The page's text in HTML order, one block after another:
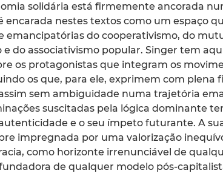
solidária está firmemente ancorada
encarada nestes textos como um espaço
emancipatórias do cooperativismo, do
do associativismo popular. Singer tem
os protagonistas que integram os
os que, para ele, exprimem com plena
sem ambiguidade numa trajetória
suscitadas pela lógica dominante
e o seu ímpeto futurante. A
impregnada por uma valorização
como horizonte irrenunciável de
de qualquer modelo pós-